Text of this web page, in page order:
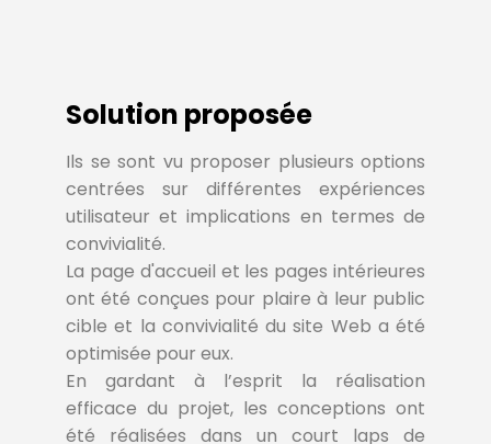
Solution proposée
Ils se sont vu proposer plusieurs options
centrées sur différentes expériences
utilisateur et implications en termes de
convivialité.
La page d'accueil et les pages intérieures
ont été conçues pour plaire à leur public
cible et la convivialité du site Web a été
optimisée pour eux.
En gardant à l’esprit la réalisation
efficace du projet, les conceptions ont
été réalisées dans un court laps de